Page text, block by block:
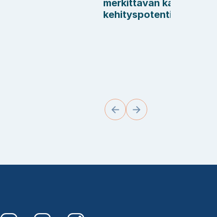
merkittävän kalatien
kehityspotentiaalin